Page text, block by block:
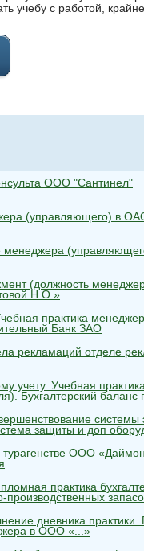
учебу с работой,
ООО "Сантинел"
(управляющего) в
менеджера
(должность
Н.О.»
практика
Банк ЗАО
рекламаций отделе
учету. Учебная
Бухгалтерский баланс
системы
защиты и доп
турагенстве ООО
практика
дневника
в ООО «...»